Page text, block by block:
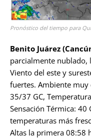
Pronóstico del tiempo para
Benito Juárez
parcialmente nublado,
Viento del este y
fuertes. Ambiente
35/37 GC,
Sensación Térmica:
temperaturas más
Altas la primera 08:58